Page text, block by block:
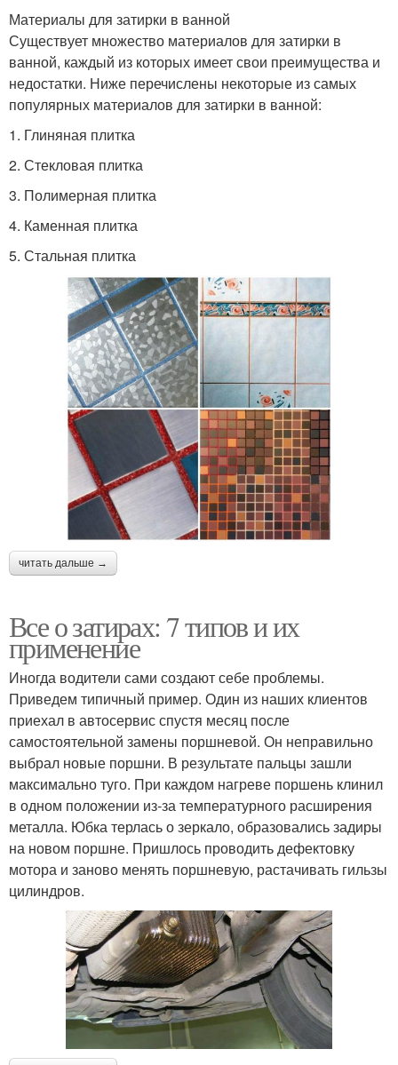
Материалы для затирки в ванной
Существует множество материалов для затирки в
ванной, каждый из которых имеет свои преимущества и
недостатки. Ниже перечислены некоторые из самых
популярных материалов для затирки в ванной:
1. Глиняная плитка
2. Стекловая плитка
3. Полимерная плитка
4. Каменная плитка
5. Стальная плитка
читать дальше →
Все о затирах: 7 типов и их
применение
Иногда водители сами создают себе проблемы.
Приведем типичный пример. Один из наших клиентов
приехал в автосервис спустя месяц после
самостоятельной замены поршневой. Он неправильно
выбрал новые поршни. В результате пальцы зашли
максимально туго. При каждом нагреве поршень клинил
в одном положении из‐за температурного расширения
металла. Юбка терлась о зеркало, образовались задиры
на новом поршне. Пришлось проводить дефектовку
мотора и заново менять поршневую, растачивать гильзы
цилиндров.